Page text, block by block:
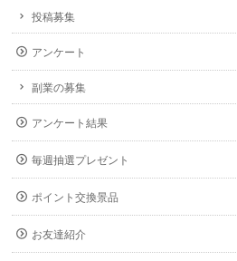
投稿募集
アンケート
副業の募集
アンケート結果
毎週抽選プレゼント
ポイント交換景品
お友達紹介